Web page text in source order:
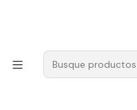
para
Productores Dar
MOB Lote 3 2022 Dão